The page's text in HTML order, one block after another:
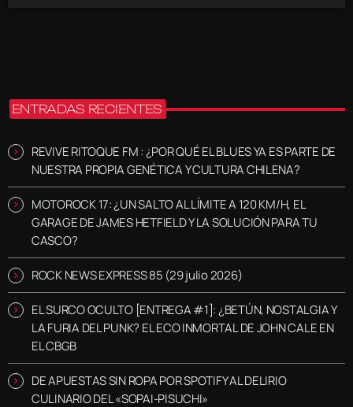
ENTRADAS RECIENTES
REVIVE RITOQUE FM : ¿POR QUÉ EL BLUES YA ES PARTE DE
NUESTRA PROPIA GENÉTICA Y CULTURA CHILENA?
MOTOROCK 17: ¿UN SALTO AL LÍMITE A 120 KM/H, EL
GARAGE DE JAMES HETFIELD Y LA SOLUCIÓN PARA TU
CASCO?
ROCK NEWS EXPRESS 85 (29 julio 2026)
EL SURCO OCULTO [ENTREGA #1]: ¿BETÚN, NOSTALGIA Y
LA FURIA DEL PUNK? EL ECO INMORTAL DE JOHN CALE EN
EL CBGB
DE APUESTAS SIN ROPA POR SPOTIFY AL DELIRIO
CULINARIO DEL «SOPAI-PISUCHI»